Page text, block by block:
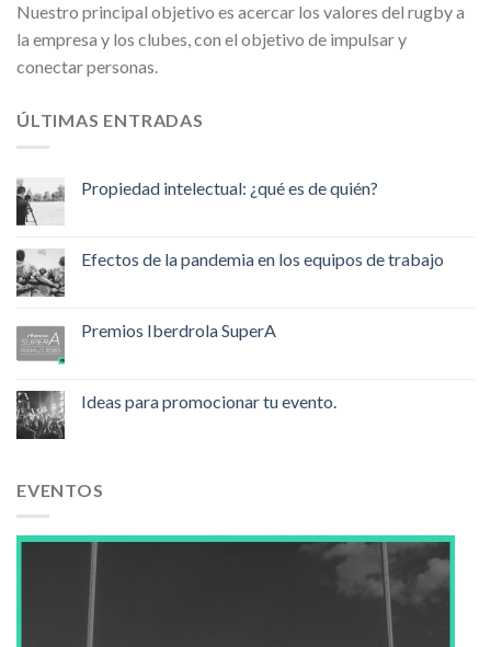
Nuestro principal objetivo es acercar los valores del rugby a
la empresa y los clubes, con el objetivo de impulsar y
conectar personas.
ÚLTIMAS ENTRADAS
Propiedad intelectual: ¿qué es de quién?
Efectos de la pandemia en los equipos de trabajo
Premios Iberdrola SuperA
Ideas para promocionar tu evento.
EVENTOS